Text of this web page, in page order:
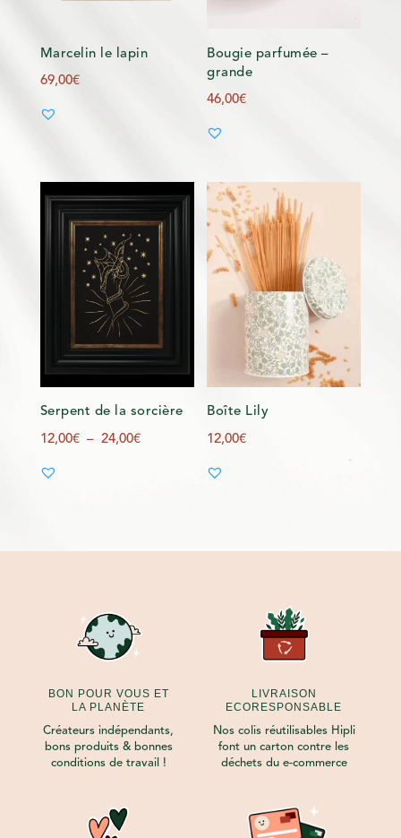
Marcelin le lapin
69,00€
Bougie parfumée –
grande
46,00€
Serpent de la sorcière
12,00€ – 24,00€Plage
24,00€
Boîte Lily
12,00€
BON POUR VOUS ET
LA PLANÈTE
Créateurs indépendants,
bons produits & bonnes
conditions de travail !
LIVRAISON
ECORESPONSABLE
Nos colis réutilisables Hipli
font un carton contre les
déchets du e-commerce